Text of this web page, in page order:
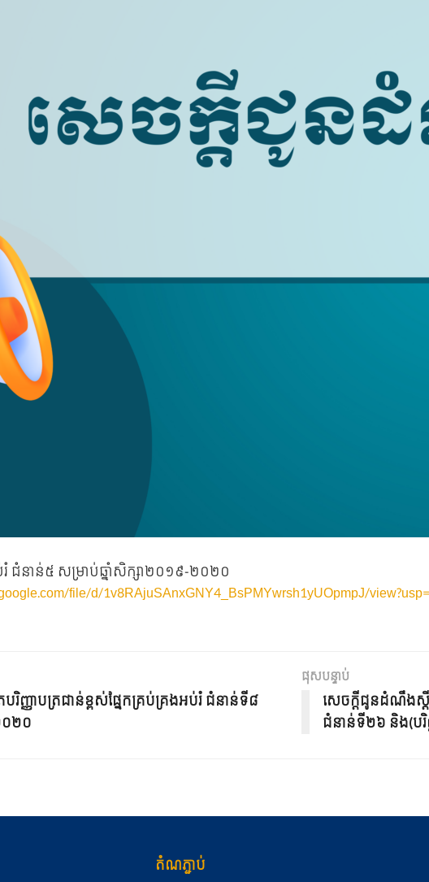
ជំនាន់៥ សម្រាប់ឆ្នាំសិក្សា២០១៩-២០២០
file/d/1v8RAjuSAnxGNY4_BsPMYwrsh1yUOpmpJ/
រិញ្ញាប​ត្រ​ជាន់​ខ្ព​ស់​ផ្នែ​​ក​គ្រ​​​ប់​គ្រង​អ​ប់រំ ជំនាន់ទី៨​
០២០
ផុសបន្ទាប់
សេចក្ដីជូនដំណឹងស្ដី
ជំនាន់ទី២៦ និង(បរិ
តំណភ្ជាប់